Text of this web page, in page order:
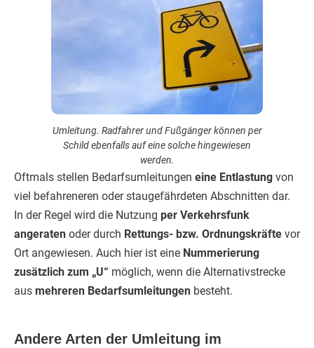
Umleitung. Radfahrer und Fußgänger können per
Schild ebenfalls auf eine solche hingewiesen
werden.
Oftmals stellen Bedarfsumleitungen eine Entlastung von
viel befahreneren oder staugefährdeten Abschnitten dar.
In der Regel wird die Nutzung per Verkehrsfunk
angeraten oder durch Rettungs- bzw. Ordnungskräfte vor
Ort angewiesen. Auch hier ist eine Nummerierung
zusätzlich zum „U“ möglich, wenn die Alternativstrecke
aus mehreren Bedarfsumleitungen besteht.
Andere Arten der Umleitung im